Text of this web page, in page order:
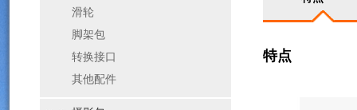
滑轮
脚架包
转换接口
其他配件
特点